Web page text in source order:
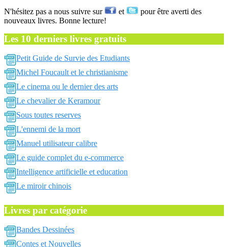
N'hésitez pas a nous suivre sur et
pour être averti des
nouveaux livres. Bonne lecture!
Les 10 derniers livres gratuits
Petit Guide de Survie des Etudiants
Michel Foucault et le christianisme
Le cinema ou le dernier des arts
Le chevalier de Keramour
Sous toutes reserves
L'ennemi de la mort
Manuel utilisateur calibre
Le guide complet du e-commerce
Intelligence artificielle et education
Le miroir chinois
Livres par catégorie
Bandes Dessinées
Contes et Nouvelles